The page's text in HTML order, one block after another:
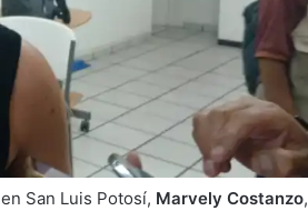
en San Luis Potosí, Marvely Costanzo,